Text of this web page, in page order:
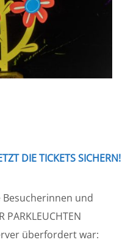
DIE TICKETS SICHERN!
Besucherinnen und
PARKLEUCHTEN
überfordert war: